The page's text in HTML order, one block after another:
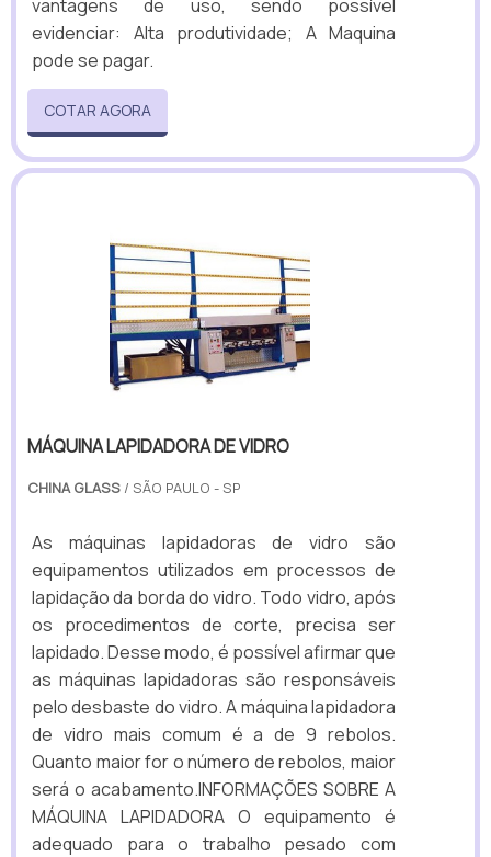
vantagens de uso, sendo possível
evidenciar: Alta produtividade; A Maquina
pode se pagar.
COTAR AGORA
MÁQUINA LAPIDADORA DE VIDRO
CHINA GLASS / SÃO PAULO - SP
As máquinas lapidadoras de vidro são
equipamentos utilizados em processos de
lapidação da borda do vidro. Todo vidro, após
os procedimentos de corte, precisa ser
lapidado. Desse modo, é possível afirmar que
as máquinas lapidadoras são responsáveis
pelo desbaste do vidro. A máquina lapidadora
de vidro mais comum é a de 9 rebolos.
Quanto maior for o número de rebolos, maior
será o acabamento.INFORMAÇÕES SOBRE A
MÁQUINA LAPIDADORA O equipamento é
adequado para o trabalho pesado com